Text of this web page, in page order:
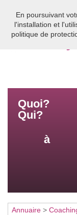
Bienvenue
Quoi?
Qui?
à
Annuaire >
En poursuivant
l'installation et
politique de